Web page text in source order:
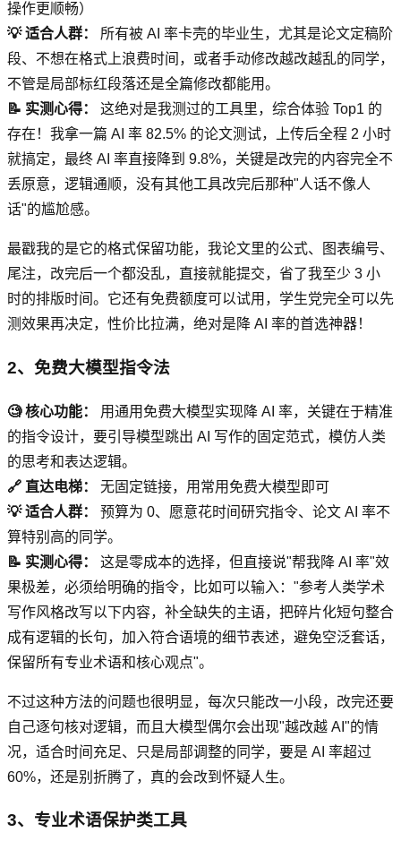
操作更顺畅）
💡 适合人群：
所有被 AI 率卡壳的毕业生，尤其是论文定稿阶
段、不想在格式上浪费时间，或者手动修改越改越乱的同学，
不管是局部标红段落还是全篇修改都能用。
📝 实测心得：
这绝对是我测过的工具里，综合体验 Top1 的
存在！我拿一篇 AI 率 82.5% 的论文测试，上传后全程 2 小时
就搞定，最终 AI 率直接降到 9.8%，关键是改完的内容完全不
丢原意，逻辑通顺，没有其他工具改完后那种"人话不像人
话"的尴尬感。
最戳我的是它的格式保留功能，我论文里的公式、图表编号、
尾注，改完后一个都没乱，直接就能提交，省了我至少 3 小
时的排版时间。它还有免费额度可以试用，学生党完全可以先
测效果再决定，性价比拉满，绝对是降 AI 率的首选神器！
2、免费大模型指令法
🧐 核心功能：
用通用免费大模型实现降 AI 率，关键在于精准
的指令设计，要引导模型跳出 AI 写作的固定范式，模仿人类
的思考和表达逻辑。
🔗 直达电梯：
无固定链接，用常用免费大模型即可
💡 适合人群：
预算为 0、愿意花时间研究指令、论文 AI 率不
算特别高的同学。
📝 实测心得：
这是零成本的选择，但直接说"帮我降 AI 率"效
果极差，必须给明确的指令，比如可以输入："参考人类学术
写作风格改写以下内容，补全缺失的主语，把碎片化短句整合
成有逻辑的长句，加入符合语境的细节表述，避免空泛套话，
保留所有专业术语和核心观点"。
不过这种方法的问题也很明显，每次只能改一小段，改完还要
自己逐句核对逻辑，而且大模型偶尔会出现"越改越 AI"的情
况，适合时间充足、只是局部调整的同学，要是 AI 率超过
60%，还是别折腾了，真的会改到怀疑人生。
3、专业术语保护类工具